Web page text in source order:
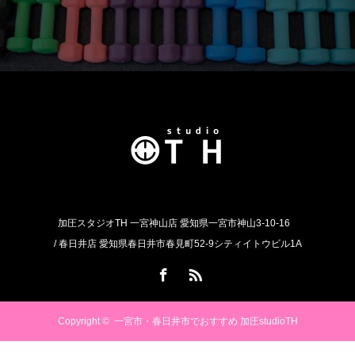
加圧スタジオTH 一宮神山店 愛知県一宮市神山3-10-16
/ 春日井店 愛知県春日井市春見町52-9シティイトウビル1A
Copyright © 一宮市・春日井市でおすすめ 加圧studioTH